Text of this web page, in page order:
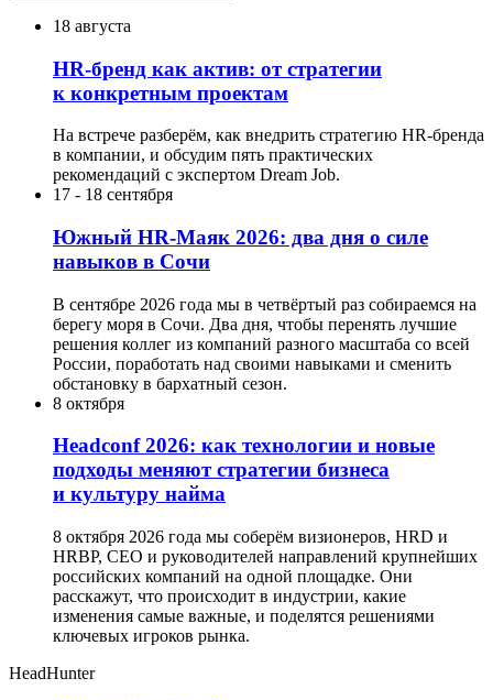
18 августа
HR-бренд как актив: от стратегии
к конкретным проектам
На встрече разберём, как внедрить стратегию HR-бренда
в компании, и обсудим пять практических
рекомендаций с экспертом Dream Job.
17 - 18 сентября
Южный HR-Маяк 2026: два дня о силе
навыков в Сочи
В сентябре 2026 года мы в четвёртый раз собираемся на
берегу моря в Сочи. Два дня, чтобы перенять лучшие
решения коллег из компаний разного масштаба со всей
России, поработать над своими навыками и сменить
обстановку в бархатный сезон.
8 октября
Headсonf 2026: как технологии и новые
подходы меняют стратегии бизнеса
и культуру найма
8 октября 2026 года мы соберём визионеров, HRD и
HRBP, СЕО и руководителей направлений крупнейших
российских компаний на одной площадке. Они
расскажут, что происходит в индустрии, какие
изменения самые важные, и поделятся решениями
ключевых игроков рынка.
HeadHunter